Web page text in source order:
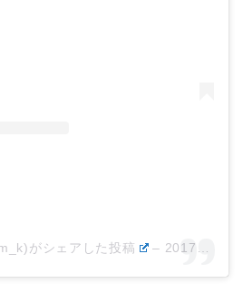
がシェアした投稿 – 2017年 6月月22日午前3時19分PDT